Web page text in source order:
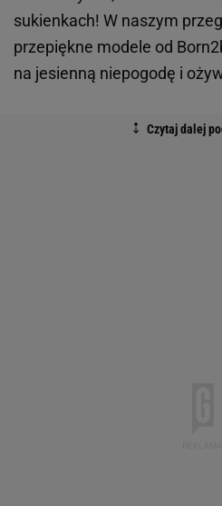
sukienkach! W naszym
przepiękne modele od
na jesienną niepogodę i